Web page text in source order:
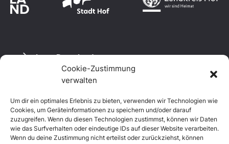
Cookie-Zustimmung
verwalten
Um dir ein optimales Erlebnis zu bieten, verwenden wir Technologien wie
Cookies, um Geräteinformationen zu speichern und/oder darauf
zuzugreifen. Wenn du diesen Technologien zustimmst, können wir Daten
wie das Surfverhalten oder eindeutige IDs auf dieser Website verarbeiten.
Wenn du deine Zustimmung nicht erteilst oder zurückziehst, können
Logo Download
Datenschutzerklärung
Impressum
Cookie-Richtlinie (EU)